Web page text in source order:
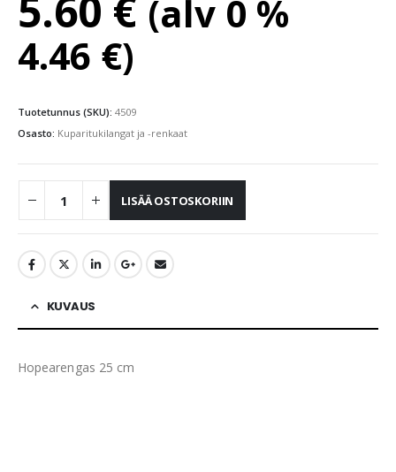
(alv 0 %
4.46 €)
Tuotetunnus (SKU): 4509
Osasto: Kuparitukilangat ja -renkaat
LISÄÄ OSTOSKORIIN
KUVAUS
Hopearengas 25 cm